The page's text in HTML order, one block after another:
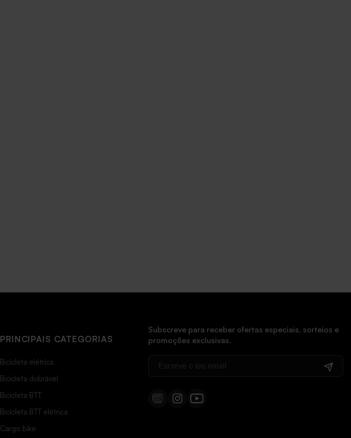
PRINCIPAIS CATEGORIAS
Bicicleta elétrica
Bicicleta dobrável
Bicicleta BTT
Bicicleta BTT elétrica
Cargo bike
Subscreve para receber ofertas especiais, sorteios e
promoções exclusivas.